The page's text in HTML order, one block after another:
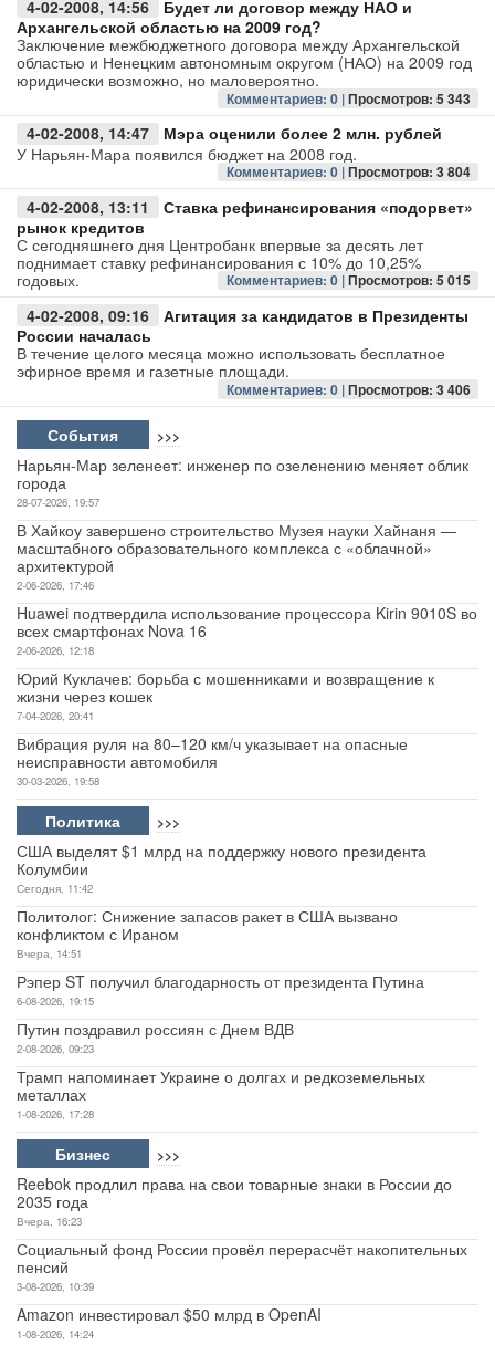
4-02-2008, 14:56
Будет ли договор между НАО и
Архангельской областью на 2009 год?
Заключение межбюджетного договора между Архангельской
областью и Ненецким автономным округом (НАО) на 2009 год
юридически возможно, но маловероятно.
Комментариев: 0 |Просмотров: 5 343
4-02-2008, 14:47
Мэра оценили более 2 млн. рублей
У Нарьян-Мара появился бюджет на 2008 год.
Комментариев: 0 |Просмотров: 3 804
4-02-2008, 13:11
Ставка рефинансирования «подорвет»
рынок кредитов
С сегодняшнего дня Центробанк впервые за десять лет
поднимает ставку рефинансирования с 10% до 10,25%
годовых.
Комментариев: 0 |Просмотров: 5 015
4-02-2008, 09:16
Агитация за кандидатов в Президенты
России началась
В течение целого месяца можно использовать бесплатное
эфирное время и газетные площади.
Комментариев: 0 |Просмотров: 3 406
События >>>
Нарьян-Мар зеленеет: инженер по озеленению меняет облик
города
28-07-2026, 19:57
В Хайкоу завершено строительство Музея науки Хайнаня —
масштабного образовательного комплекса с «облачной»
архитектурой
2-06-2026, 17:46
Huawei подтвердила использование процессора Kirin 9010S во
всех смартфонах Nova 16
2-06-2026, 12:18
Юрий Куклачев: борьба с мошенниками и возвращение к
жизни через кошек
7-04-2026, 20:41
Вибрация руля на 80–120 км/ч указывает на опасные
неисправности автомобиля
30-03-2026, 19:58
Политика >>>
США выделят $1 млрд на поддержку нового президента
Колумбии
Сегодня, 11:42
Политолог: Снижение запасов ракет в США вызвано
конфликтом с Ираном
Вчера, 14:51
Рэпер ST получил благодарность от президента Путина
6-08-2026, 19:15
Путин поздравил россиян с Днем ВДВ
2-08-2026, 09:23
Трамп напоминает Украине о долгах и редкоземельных
металлах
1-08-2026, 17:28
Бизнес >>>
Reebok продлил права на свои товарные знаки в России до
2035 года
Вчера, 16:23
Социальный фонд России провёл перерасчёт накопительных
пенсий
3-08-2026, 10:39
Amazon инвестировал $50 млрд в OpenAI
1-08-2026, 14:24